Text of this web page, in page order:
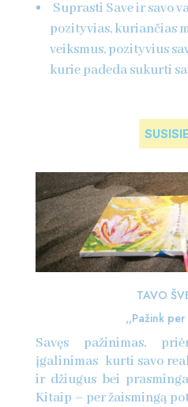
Suprasti Save ir savo
pozityvias, kuriančias
veiksmus, pozityvius
kurie padeda sukurti
TAVO
,,Pažink
Savęs pažinimas,
įgalinimas kurti savo
ir džiugus bei
Kitaip – per žaismingą